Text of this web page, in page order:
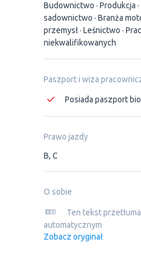
Budownictwo
Produkcja
sadownictwo
Branża
przemysł Leśnictwo
niekwalifikowanych
Paszport i wiza
Posiada paszport
Prawo jazdy
B, C
O sobie
Ten tekst
automatycznym
Zobacz oryginał